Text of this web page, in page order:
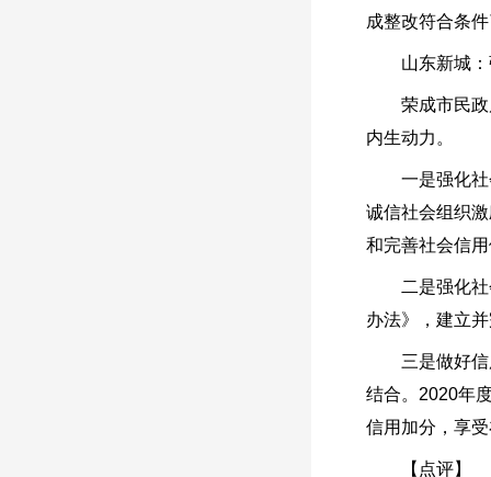
成整改符合条
山东新城：强
荣成市民政局
内生动力。
一是强化社会
诚信社会组织
和完善社会信
二是强化社会
办法》，建立
三是做好信用
结合。2020年
信用加分，享
【点评】